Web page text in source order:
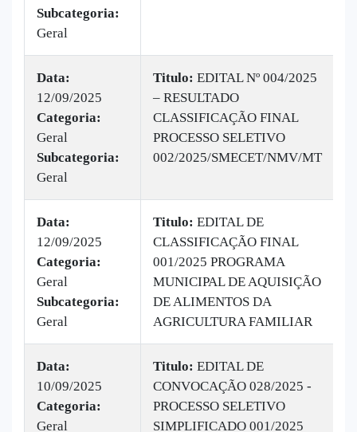
Subcategoria:
Geral
Data:
12/09/2025
Categoria:
Geral
Subcategoria:
Geral
Titulo: EDITAL Nº 004/2025
– RESULTADO
CLASSIFICAÇÃO FINAL
PROCESSO SELETIVO
002/2025/SMECET/NMV/MT
Data:
12/09/2025
Categoria:
Geral
Subcategoria:
Geral
Titulo: EDITAL DE
CLASSIFICAÇÃO FINAL
001/2025 PROGRAMA
MUNICIPAL DE AQUISIÇÃO
DE ALIMENTOS DA
AGRICULTURA FAMILIAR
Data:
10/09/2025
Categoria:
Geral
Titulo: EDITAL DE
CONVOCAÇÃO 028/2025 -
PROCESSO SELETIVO
SIMPLIFICADO 001/2025